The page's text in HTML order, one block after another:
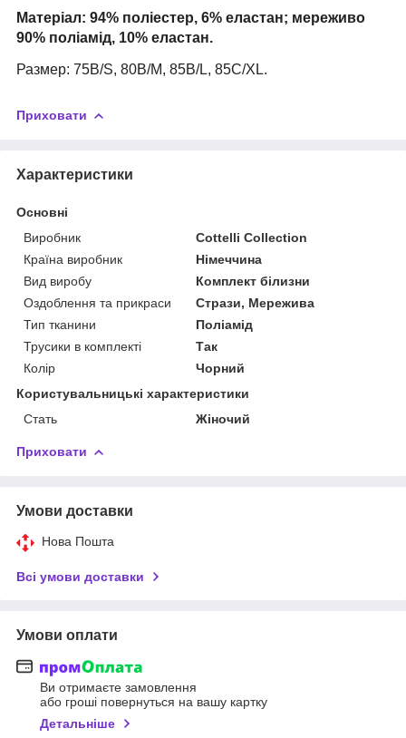
Матеріал: 94% поліестер, 6% еластан; мереживо
90% поліамід, 10% еластан.
Размер: 75B/S, 80B/M, 85B/L, 85C/XL.
Приховати
Характеристики
Основні
Виробник
Cottelli Collection
Країна виробник
Німеччина
Вид виробу
Комплект білизни
Оздоблення та прикраси
Стрази, Мережива
Тип тканини
Поліамід
Трусики в комплекті
Так
Колір
Чорний
Користувальницькі характеристики
Стать
Жіночий
Приховати
Умови доставки
Нова Пошта
Всі умови доставки
Умови оплати
Ви отримаєте замовлення
або гроші повернуться на вашу картку
Детальніше